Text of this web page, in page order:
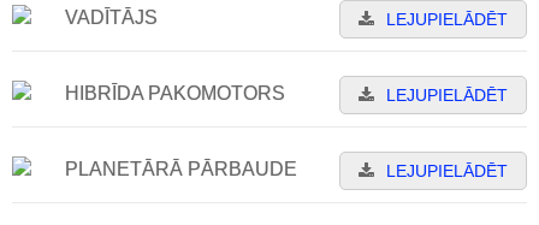
VADĪTĀJS LEJUPIELĀDĒT
HIBRĪDA PAKOMOTORS LEJUPIELĀDĒT
PLANETĀRĀ PĀRBAUDE LEJUPIELĀDĒT